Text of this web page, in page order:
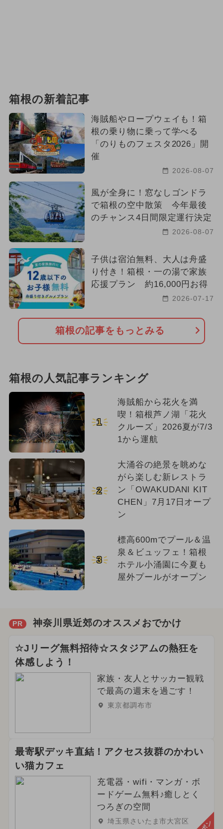
箱根の新着記事
海賊船やロープウェイも！箱
根の乗り物に乗って学べる
「のりものフェスタ2026」開
催
2026-08-07
風が全身に！窓なしゴンドラ
で箱根の空中散策 今年最後
のチャンス4日間限定運行決定
2026-08-07
子供は宿泊無料、大人は舟盛
り付き！箱根・一の湯で家族
応援プラン 約16,000円お得
2026-07-17
箱根の記事をもっとみる
箱根の人気記事ランキング
1
海賊船から花火を満
喫！箱根芦ノ湖「花火
クルーズ」2026夏が7/3
1から運航
2
大涌谷の絶景を眺めな
がら楽しむ新レストラ
ン「OWAKUDANI KIT
CHEN」7月17日オープ
ン
3
標高600mでプール＆温
泉＆ビュッフェ！箱根
ホテル小涌園に今夏も
屋外プールがオープン
PR 神奈川県近郊のオススメおでかけ
☆Jリーグ無料招待☆スタジアムの熱狂を
体感しよう！
家族・友人とサッカー観戦
で最高の週末を過ごす！
東京都調布市
最寄駅デッキ直結！アクセス抜群のかわい
い猫カフェ
充電器・wifi・マンガ・ボ
ードゲーム無料♪癒しとく
つろぎの空間
埼玉県さいたま市大宮区